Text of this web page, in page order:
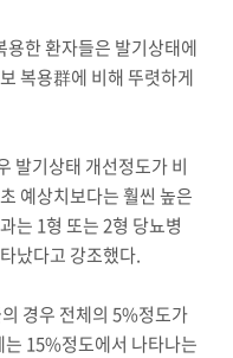
한 환자들은 발기상태에
복용群에 비해 뚜렷하게
발기상태 개선정도가 비
예상치보다는 훨씬 높은
는 1형 또는 2형 당뇨병
났다고 강조했다.
경우 전체의 5%정도가
15%정도에서 나타나는